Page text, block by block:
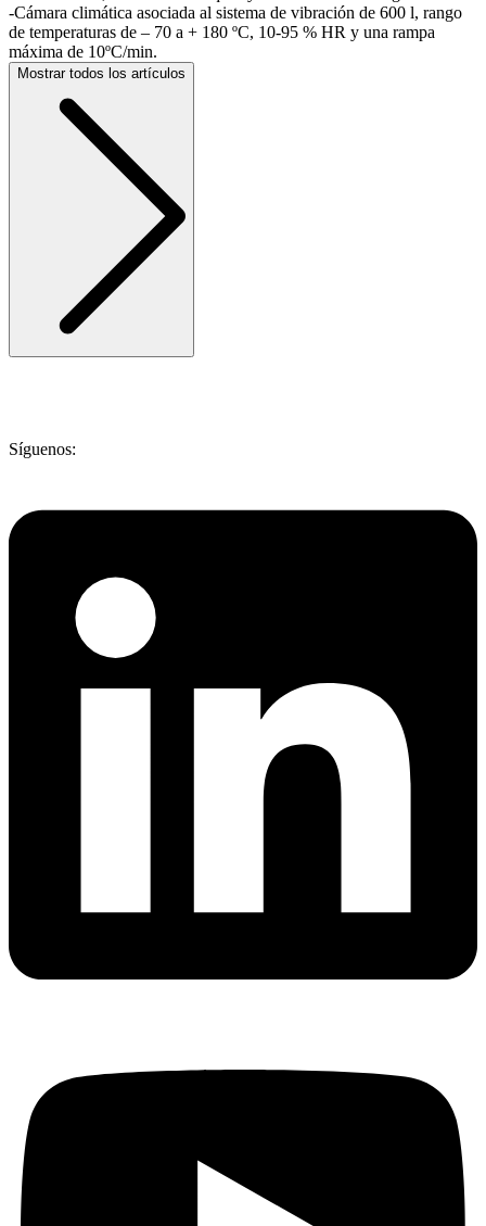
-Cámara climática asociada al sistema de vibración de 600 l, rango
de temperaturas de – 70 a + 180 ºC, 10-95 % HR y una rampa
máxima de 10ºC/min.
Mostrar todos los artículos
Síguenos: